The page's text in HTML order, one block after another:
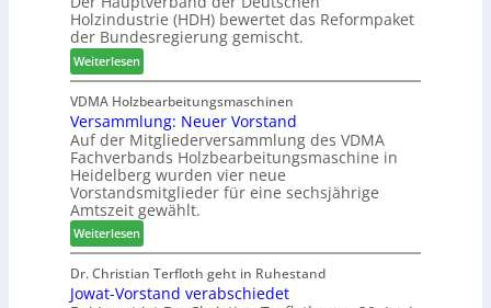
e
m
e
n
2
0
2
6
B
e
s
u
c
h
e
r
z
a
h
l
e
n
b
o
t
h
i
l
f
t
b
e
i
P
r
o
d
Holzindustrie (HDH) bewertet das Reformpaket
der Bundesregierung gemischt.
Weiterlesen:
H
D
H
f
o
r
d
e
r
t
N
a
VDMA Holzbearbeitungsmaschinen
Versammlung: Neuer Vorstand
Auf der Mitgliederversammlung des VDMA
Fachverbands Holzbearbeitungsmaschine in
Heidelberg wurden vier neue
Vorstandsmitglieder für eine sechsjährige
Amtszeit gewählt.
Weiterlesen:
V
e
r
Dr. Christian Terfloth geht in Ruhestand
Jowat-Vorstand verabschiedet